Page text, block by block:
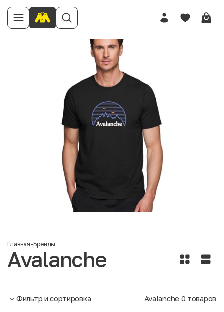
Главная-Бренды
Avalanche
Фильтр и сортировка Avalanche 0 товаров